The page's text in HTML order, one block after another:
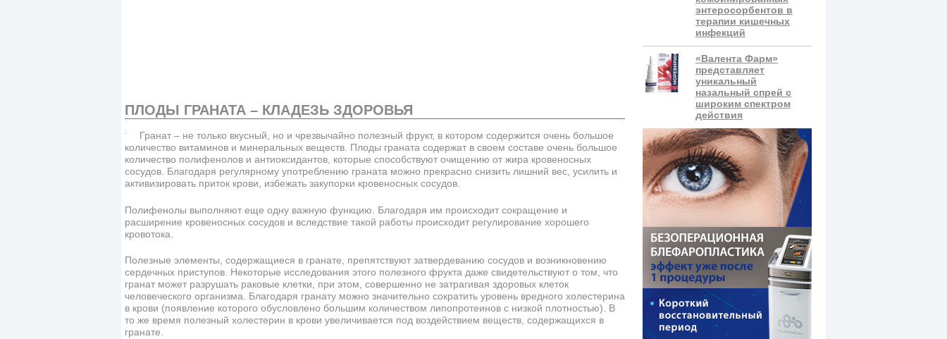
ПЛОДЫ ГРАНАТА – КЛАДЕЗЬ ЗДОРОВЬЯ
Гранат – не только вкусный, но и чрезвычайно полезный фрукт, в котором содержится очень большое
количество витаминов и минеральных веществ. Плоды граната содержат в своем составе очень большое
количество полифенолов и антиоксидантов, которые способствуют очищению от жира кровеносных
сосудов. Благодаря регулярному употреблению граната можно прекрасно снизить лишний вес, усилить и
активизировать приток крови, избежать закупорки кровеносных сосудов.
Полифенолы выполняют еще одну важную функцию. Благодаря им происходит сокращение и
расширение кровеносных сосудов и вследствие такой работы происходит регулирование хорошего
кровотока.
Полезные элементы, содержащиеся в гранате, препятствуют затвердеванию сосудов и возникновению
сердечных приступов. Некоторые исследования этого полезного фрукта даже свидетельствуют о том, что
гранат может разрушать раковые клетки, при этом, совершенно не затрагивая здоровых клеток
человеческого организма. Благодаря гранату можно значительно сократить уровень вредного холестерина
в крови (появление которого обусловлено большим количеством липопротеинов с низкой плотностью). В
то же время полезный холестерин в крови увеличивается под воздействием веществ, содержащихся в
гранате.
энтеросорбентов в
терапии кишечных
инфекций
«Валента Фарм»
представляет
уникальный
назальный спрей с
широким спектром
действия